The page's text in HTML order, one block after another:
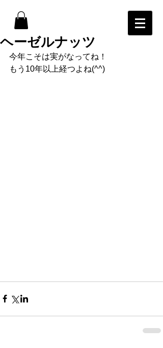
ヘーゼルナッツ
今年こそは実がなってね！
もう10年以上経つよね(^^)